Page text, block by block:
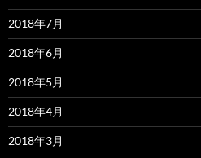
2018年7月
2018年6月
2018年5月
2018年4月
2018年3月